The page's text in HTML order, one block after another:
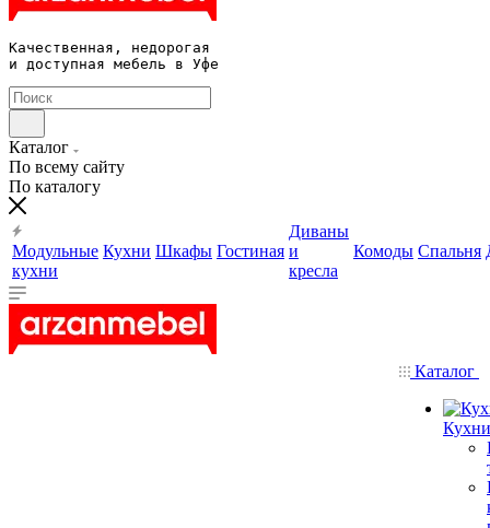
Качественная, недорогая
и доступная мебель в Уфе
Каталог
По всему сайту
По каталогу
Модульные
кухни
Кухни Шкафы Гостиная
Диваны
и
кресла
Комоды Спальня
Каталог
Кухни